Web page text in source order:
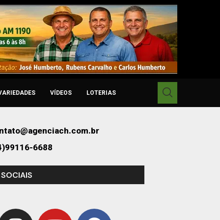
VÍDEOS LOTERIAS
6688